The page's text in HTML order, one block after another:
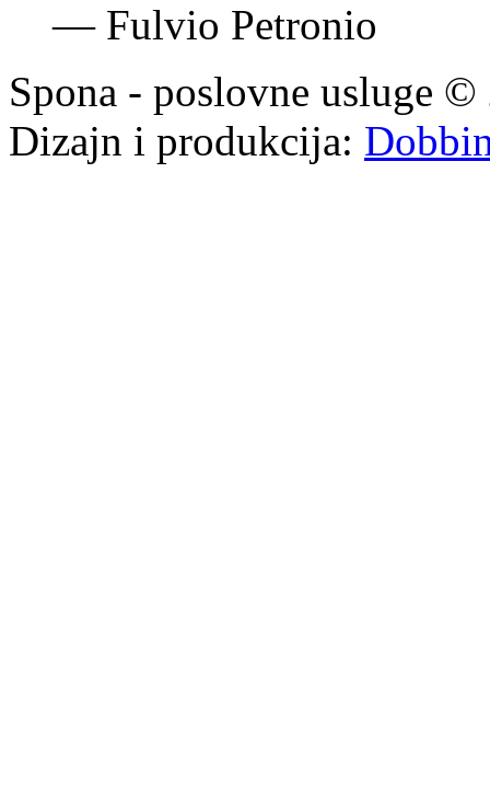
—Fulvio Petronio
Spona - poslovne usluge
Dizajn i produkcija: